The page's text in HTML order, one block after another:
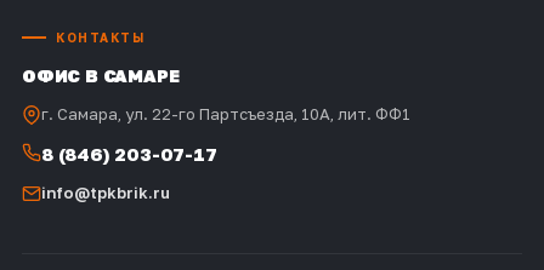
КОНТАКТЫ
ОФИС В САМАРЕ
г. Самара, ул. 22-го Партсъезда, 10А, лит. ФФ1
8 (846) 203-07-17
info@tpkbrik.ru